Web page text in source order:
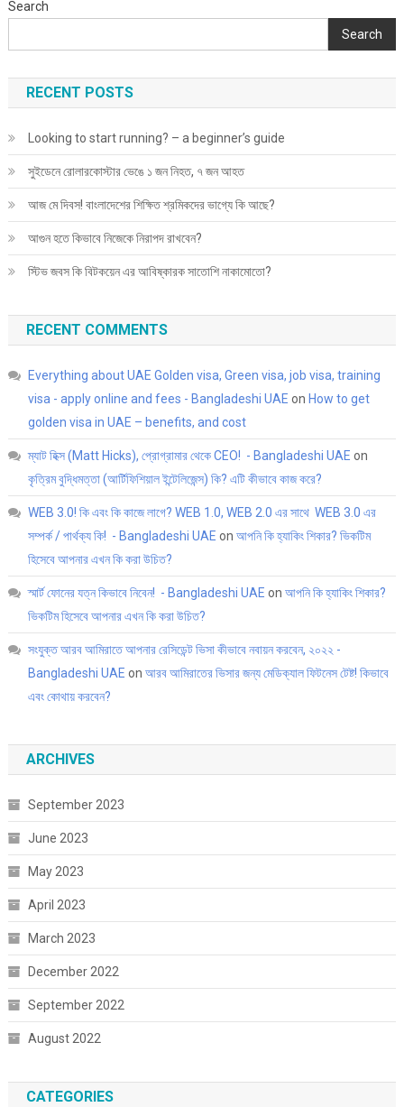
Search
Search
RECENT POSTS
Looking to start running? – a beginner’s guide
সুইডেনে রোলারকোস্টার ভেঙে ১ জন নিহত, ৭ জন আহত
আজ মে দিবস! বাংলাদেশের শিক্ষিত শ্রমিকদের ভাগ্যে কি আছে?
আগুন হতে কিভাবে নিজেকে নিরাপদ রাখবেন?
স্টিভ জবস কি বিটকয়েন এর আবিষ্কারক সাতোশি নাকামোতো?
RECENT COMMENTS
Everything about UAE Golden visa, Green visa, job visa, training
visa - apply online and fees - Bangladeshi UAE on How to get
golden visa in UAE – benefits, and cost
ম্যাট হিক্স (Matt Hicks), প্রোগ্রামার থেকে CEO! - Bangladeshi UAE on
কৃত্রিম বুদ্ধিমত্তা (আর্টিফিশিয়াল ইন্টেলিজেন্স) কি? এটি কীভাবে কাজ করে?
WEB 3.0! কি এবং কি কাজে লাগে? WEB 1.0, WEB 2.0 এর সাথে WEB 3.0 এর
সম্পর্ক / পার্থক্য কি! - Bangladeshi UAE on আপনি কি হ্যাকিং শিকার? ভিকটিম
হিসেবে আপনার এখন কি করা উচিত?
স্মার্ট ফোনের যত্ন কিভাবে নিবেন! - Bangladeshi UAE on আপনি কি হ্যাকিং শিকার?
ভিকটিম হিসেবে আপনার এখন কি করা উচিত?
সংযুক্ত আরব আমিরাতে আপনার রেসিডেন্ট ভিসা কীভাবে নবায়ন করবেন, ২০২২ -
Bangladeshi UAE on আরব আমিরাতের ভিসার জন্য মেডিক্যাল ফিটনেস টেষ্ট! কিভাবে
এবং কোথায় করবেন?
ARCHIVES
September 2023
June 2023
May 2023
April 2023
March 2023
December 2022
September 2022
August 2022
CATEGORIES